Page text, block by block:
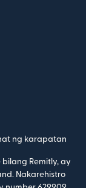
ng karapatan
Remitly, ay
Nakarehistro